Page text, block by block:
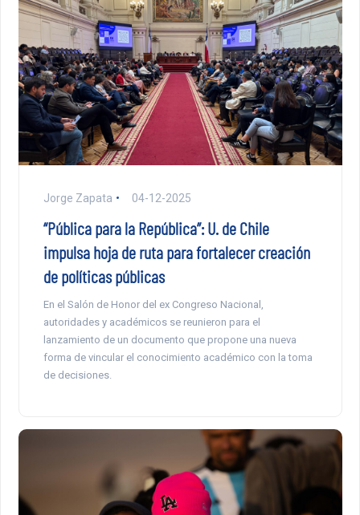
Jorge Zapata 04-12-2025
“Pública para la República”: U. de Chile
impulsa hoja de ruta para fortalecer creación
de políticas públicas
En el Salón de Honor del ex Congreso Nacional,
autoridades y académicos se reunieron para el
lanzamiento de un documento que propone una nueva
forma de vincular el conocimiento académico con la toma
de decisiones.